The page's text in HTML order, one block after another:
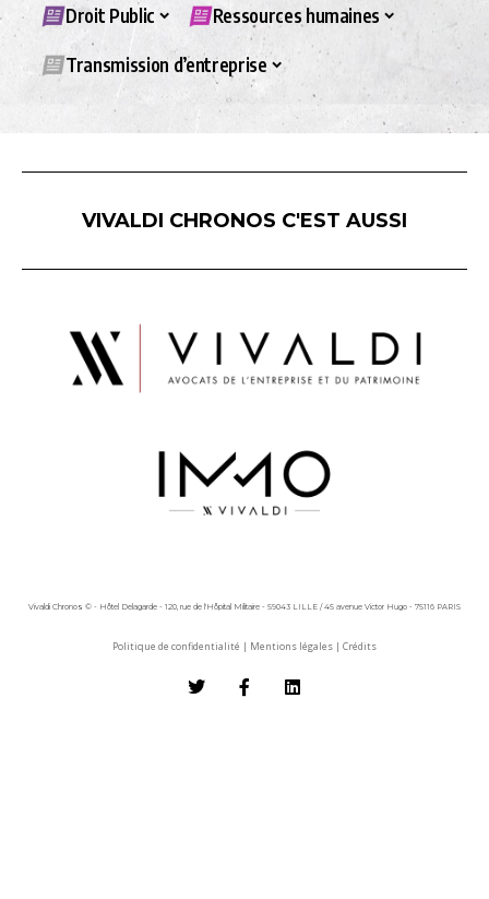
Droit Public Ressources humaines
Transmission d’entreprise
VIVALDI CHRONOS C'EST AUSSI
Vivaldi Chronos © - Hôtel Delagarde - 120, rue de l'Hôpital Militaire - 59043 LILLE / 45 avenue Victor Hugo - 75116 PARIS
Politique de confidentialité | Mentions légales | Crédits